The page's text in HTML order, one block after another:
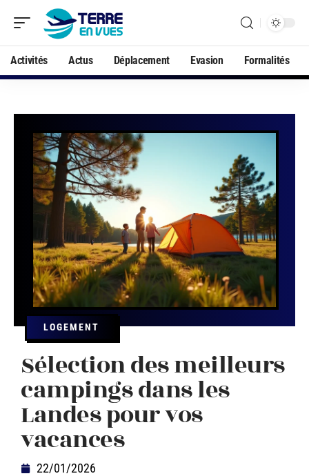
Activités Actus Déplacement Evasion Formalités
LOGEMENT
Sélection des meilleurs
campings dans les
Landes pour vos
vacances
22/01/2026